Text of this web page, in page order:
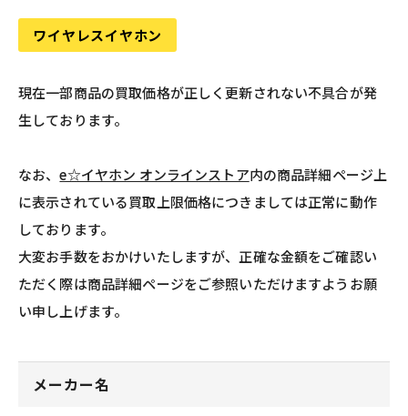
ワイヤレスイヤホン
現在一部商品の買取価格が正しく更新されない不具合が発
生しております。
なお、e☆イヤホン オンラインストア内の商品詳細ページ上
に表示されている買取上限価格につきましては正常に動作
しております。
大変お手数をおかけいたしますが、正確な金額をご確認い
ただく際は商品詳細ページをご参照いただけますようお願
い申し上げます。
メーカー名